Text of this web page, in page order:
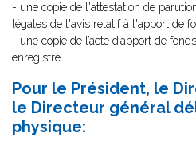
- une copie de l'attestation de
légales de l'avis relatif à l'apport de
- une copie de l’acte d’apport de
enregistré
Pour le Président, le
le Directeur général
physique: